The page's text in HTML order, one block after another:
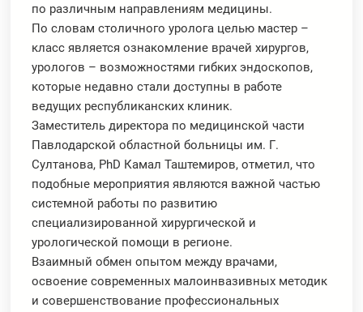
по различным направлениям медицины.
По словам столичного уролога целью мастер –
класс является ознакомление врачей хирургов,
урологов – возможностями гибких эндоскопов,
которые недавно стали доступны в работе
ведущих республиканских клиник.
Заместитель директора по медицинской части
Павлодарской областной больницы им. Г.
Султанова, PhD Камал Таштемиров, отметил, что
подобные мероприятия являются важной частью
системной работы по развитию
специализированной хирургической и
урологической помощи в регионе.
Взаимный обмен опытом между врачами,
освоение современных малоинвазивных методик
и совершенствование профессиональных